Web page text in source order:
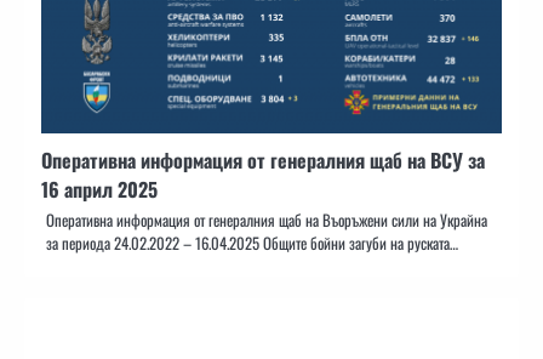
Оперативна информация от генералния щаб на ВСУ за
16 април 2025
Оперативна информация от генералния щаб на Въоръжени сили на Украйна
за периода 24.02.2022 – 16.04.2025 Общите бойни загуби на руската…